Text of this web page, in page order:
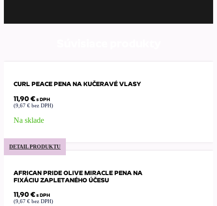
CURL PEACE PENA NA KUČERAVÉ VLASY
11,90€s DPH
(9,67 € bez DPH)
Na sklade
DETAIL PRODUKTU
AFRICAN PRIDE OLIVE MIRACLE PENA NA
FIXÁCIU ZAPLETANÉHO ÚČESU
11,90€s DPH
(9,67 € bez DPH)